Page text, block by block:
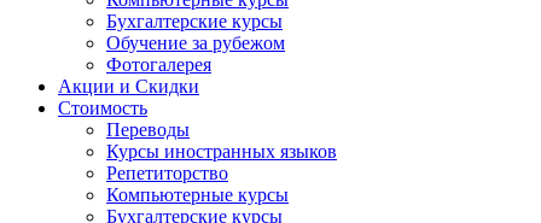
Бухгалтерские курсы
Обучение за рубежом
Фотогалерея
Акции и Скидки
Стоимость
Переводы
Курсы иностранных языков
Репетиторство
Компьютерные курсы
Бухгалтерские курсы